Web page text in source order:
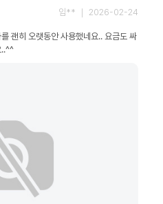
임** ｜ 2026-02-24
괜히 오랫동안 사용했네요.. 요금도 싸
..^^